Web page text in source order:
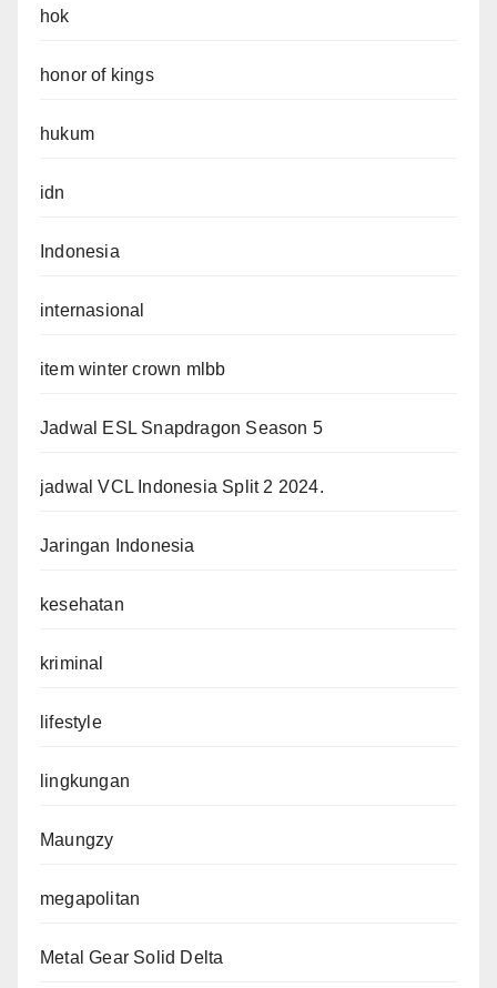
hok
honor of kings
hukum
idn
Indonesia
internasional
item winter crown mlbb
Jadwal ESL Snapdragon Season 5
jadwal VCL Indonesia Split 2 2024.
Jaringan Indonesia
kesehatan
kriminal
lifestyle
lingkungan
Maungzy
megapolitan
Metal Gear Solid Delta